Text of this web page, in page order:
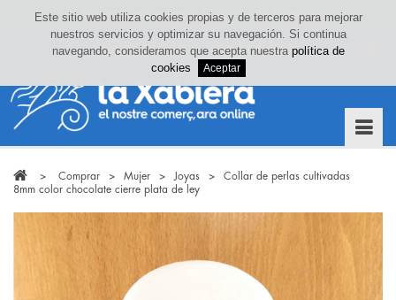
Iniciar sesión o crea tu cuenta
> Comprar > Mujer > Joyas >
Collar de perlas cultivadas
8mm color chocolate cierre plata de ley
Este sitio web utiliza cookies propias y de terceros para mejorar
nuestros servicios y optimizar su navegación. Si continua
navegando, consideramos que acepta nuestra política de
cookies